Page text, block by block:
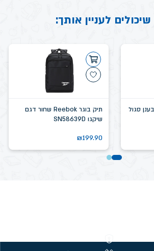
לעניין אותך:
סגול
תיק בוגר Reebok שחור דגם
שיקגו SN58639D
₪199.90